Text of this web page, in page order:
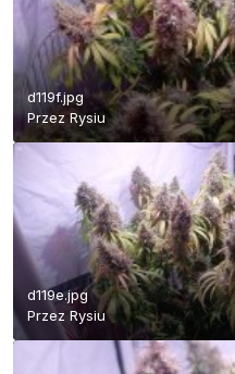
d119f.jpg
Przez Rysiu
d119e.jpg
Przez Rysiu